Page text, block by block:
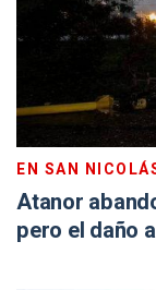
EN SAN
Atanor
pero el daño